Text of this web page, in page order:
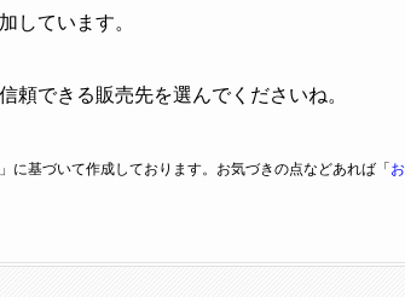
しています。
頼できる販売先を選んでくださいね。
」に基づいて作成しております。お気づきの点などあれば「